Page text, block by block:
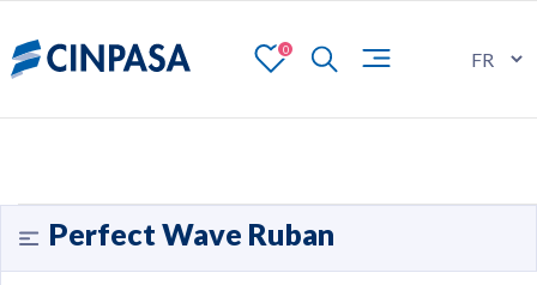
0
Perfect Wave Ruban